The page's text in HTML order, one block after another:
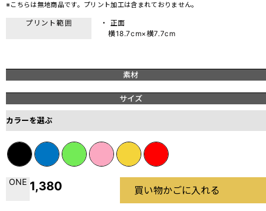
※こちらは無地商品です。プリント加工は含まれておりません。
プリント範囲
・ 正面
横18.7cm×横7.7cm
素材
サイズ
カラーを選ぶ
ONE 1,380 買い物かごに入れる